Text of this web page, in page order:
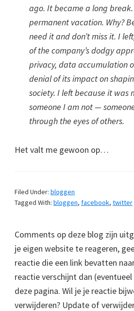
ago. It became a long
permanent vacation. Why?
need it and don’t miss it. I
of the company’s dodgy
privacy, data accumulation
denial of its impact on
society. I left because it was
someone I am not —
through the eyes of others.
Het valt me gewoon op…
Filed Under: bloggen
Tagged With: bloggen, facebook, twitter
Comments op deze blog zijn
je eigen website te reageren,
reactie die een link bevatten
reactie verschijnt dan
deze pagina. Wil je je reactie
verwijderen? Update of